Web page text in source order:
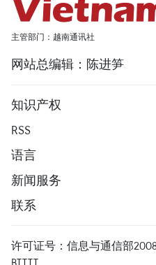
主管部门：越南通讯社
网站总编辑：陈进笋
知识产权
RSS
语言
新闻服务
联系
许可证号：信息与通信部
BTTTT。